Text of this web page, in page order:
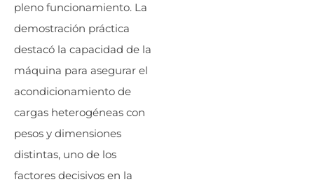
pleno funcionamiento. La
demostración práctica
destacó la capacidad de la
máquina para asegurar el
acondicionamiento de
cargas heterogéneas con
pesos y dimensiones
distintas, uno de los
factores decisivos en la